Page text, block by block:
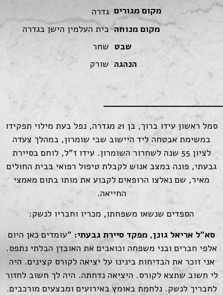
מקום מגורים
גדרה
מקום מנוחה בית העלמין הישן בגדרה
שבט
שחר
הנהגה
שורק
סמל ראשון עידו ברוך, בן 21 מגדרה, נפל בעת מילוי תפקידו
במשימת אבטחה ליד היישוב שבי שומרון, במהלך צעדה
לציון 55 שנה לשחרור השומרון. עידו ז"ל, לוחם בסיירת
גבעתי, פונה במצב אנוש לקבלת טיפול רפואי בבית החולים
מאיר, שם נאלצו הרופאים לקבוע את מותו בתום מאמצי
החייאה.
הספדים שנשאו משפחתו, מכריו וחבריו לנשק:
סא"ל אריאל גונן, מפקד סיירת גבעתי:"עומדים כאן היום
אלפי חברים ובני משפחה וכואבים את האובדן הבלתי נתפס.
אני זוכר את הבדיחות בינינו על יציאה לקורס קצינים. היה
לי חשוב שתצא לקורס. היציאה נדחתה. היה לך חשוב לחזור
לחבריך לנשק. נלחמת באומץ באירועים ומבצעים מורכבים.